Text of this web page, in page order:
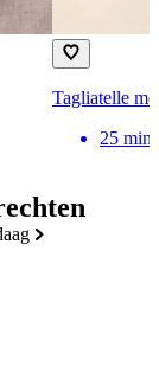
Tagliatelle
25 min